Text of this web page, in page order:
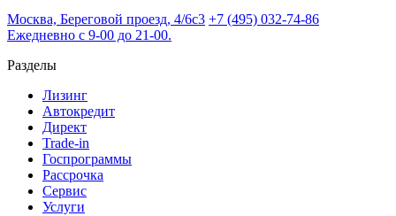
Москва, Береговой проезд, 4/6с3 +7 (495) 032-74-86
Ежедневно с 9-00 до 21-00.
Разделы
Лизинг
Автокредит
Директ
Trade-in
Госпрограммы
Рассрочка
Сервис
Услуги